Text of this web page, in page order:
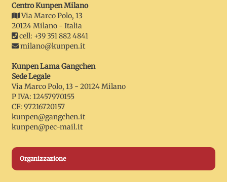
Centro Kunpen Milano
Via Marco Polo, 13
20124 Milano - Italia
cell: +39 351 882 4841
milano@kunpen.it
Kunpen Lama Gangchen
Sede Legale
Via Marco Polo, 13 - 20124 Milano
P IVA: 12457970155
CF: 97216720157
kunpen@gangchen.it
kunpen@pec-mail.it
Organizzazione